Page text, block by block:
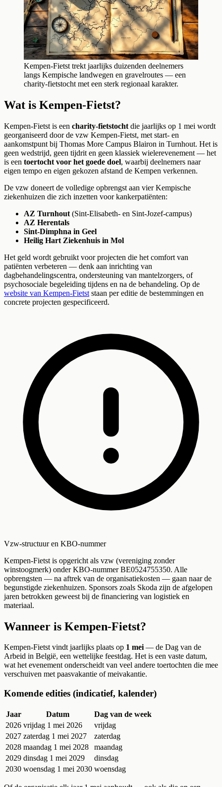
Kempen-Fietst trekt jaarlijks duizenden deelnemers
langs Kempische landwegen en gravelroutes — een
charity-fietstocht met een sterk regionaal karakter.
Wat is Kempen-Fietst?
Kempen-Fietst is een charity-fietstocht die jaarlijks op 1 mei wordt
georganiseerd door de vzw Kempen-Fietst, met start- en
aankomstpunt bij Thomas More Campus Blairon in Turnhout. Het is
geen wedstrijd, geen tijdrit en geen klassiek wielerevenement — het
is een toertocht voor het goede doel, waarbij deelnemers naar
eigen tempo en eigen gekozen afstand de Kempen verkennen.
De vzw doneert de volledige opbrengst aan vier Kempische
ziekenhuizen die zich inzetten voor kankerpatiënten:
AZ Turnhout (Sint-Elisabeth- en Sint-Jozef-campus)
AZ Herentals
Sint-Dimphna in Geel
Heilig Hart Ziekenhuis in Mol
Het geld wordt gebruikt voor projecten die het comfort van
patiënten verbeteren — denk aan inrichting van
dagbehandelingscentra, ondersteuning van mantelzorgers, of
psychosociale begeleiding tijdens en na de behandeling. Op de
website van Kempen-Fietst staan per editie de bestemmingen en
concrete projecten gespecificeerd.
Vzw-structuur en KBO-nummer
Kempen-Fietst is opgericht als vzw (vereniging zonder
winstoogmerk) onder KBO-nummer BE0524755350. Alle
opbrengsten — na aftrek van de organisatiekosten — gaan naar de
begunstigde ziekenhuizen. Sponsors zoals Skoda zijn de afgelopen
jaren betrokken geweest bij de financiering van logistiek en
materiaal.
Wanneer is Kempen-Fietst?
Kempen-Fietst vindt jaarlijks plaats op 1 mei— de Dag van de
Arbeid in België, een wettelijke feestdag. Het is een vaste datum,
wat het evenement onderscheidt van veel andere toertochten die mee
verschuiven met paasvakantie of meivakantie.
Komende edities (indicatief, kalender)
Jaar Datum
Dag van de week
2026 vrijdag 1 mei 2026
vrijdag
2027 zaterdag 1 mei 2027
zaterdag
2028 maandag 1 mei 2028
maandag
2029 dinsdag 1 mei 2029
dinsdag
2030 woensdag 1 mei 2030 woensdag